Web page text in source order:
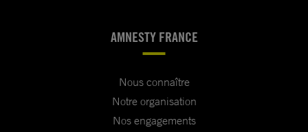
AMNESTY FRANCE
Nous connaître
Notre organisation
Nos engagements